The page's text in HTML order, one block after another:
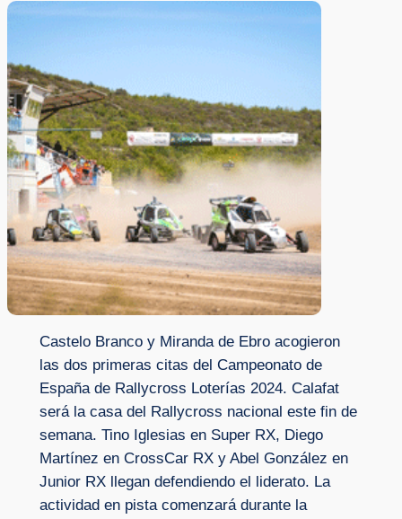
Castelo Branco y Miranda de Ebro acogieron
las dos primeras citas del Campeonato de
España de Rallycross Loterías 2024. Calafat
será la casa del Rallycross nacional este fin de
semana. Tino Iglesias en Super RX, Diego
Martínez en CrossCar RX y Abel González en
Junior RX llegan defendiendo el liderato. La
actividad en pista comenzará durante la